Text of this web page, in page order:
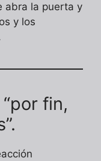
abra la puerta y
y los
fin,